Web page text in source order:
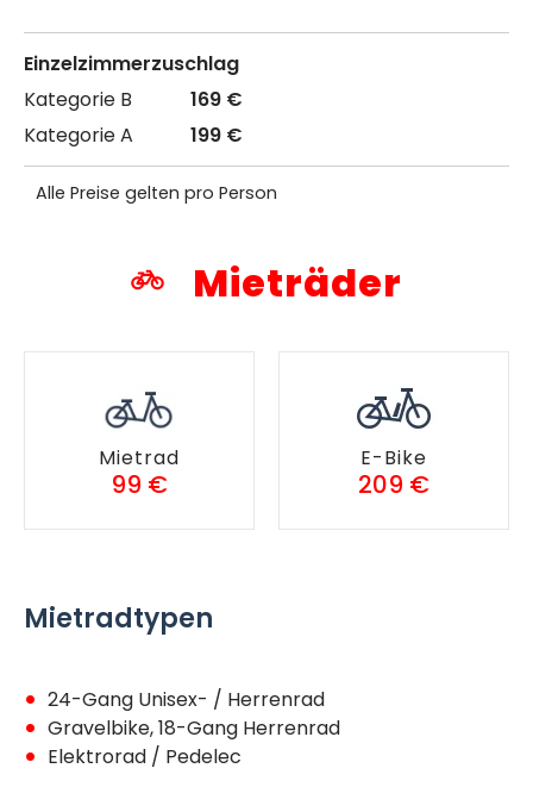
Einzelzimmerzuschlag
169 €
199 €
Alle Preise gelten pro Person
Mieträder
Mietrad
99 €
E-Bike
209 €
Mietradtypen
24-Gang Unisex- / Herrenrad
Gravelbike, 18-Gang Herrenrad
Elektrorad / Pedelec